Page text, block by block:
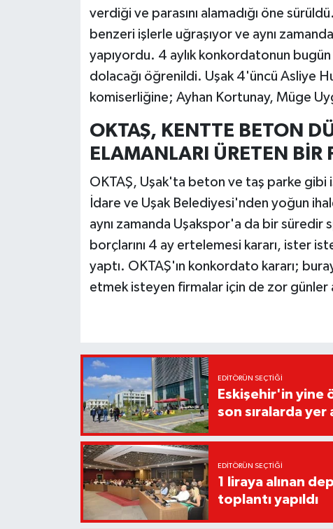
verdiği ve parasını alamadığı öne
benzeri işlerle uğraşıyor ve aynı
yapıyordu. 4 aylık konkordatonun
dolacağı öğrenildi. Uşak 4'üncü Asliye
komiserliğine; Ayhan Kortunay, Müge
OKTAŞ, KENTTE BETON
ELAMANLARI ÜRETEN BİR
OKTAŞ, Uşak'ta beton ve taş parke gibi
İdare ve Uşak Belediyesi'nden yoğun
aynı zamanda Uşakspor'a da bir süredir
borçlarını 4 ay ertelemesi kararı, ister
yaptı. OKTAŞ'ın konkordato kararı;
etmek isteyen firmalar için de zor günler
EDITÖRÜN SEÇTIĞI
Eskişehir'in yine
son sıralarda yer
EDITÖRÜN SEÇTIĞI
1 liraya alınan
toplantı yapıldı